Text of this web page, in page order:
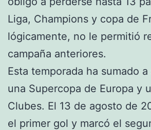
Liga, Champions y copa de
lógicamente, no le permitió
campaña anteriores.
Esta temporada ha sumado
una Supercopa de Europa y
Clubes. El 13 de agosto de
el primer gol y marcó el